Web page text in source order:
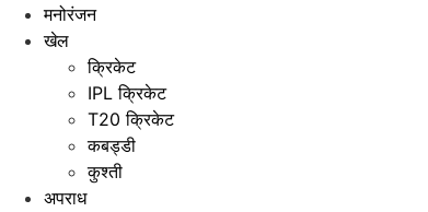
मनोरंजन
खेल
क्रिकेट
IPL क्रिकेट
T20 क्रिकेट
कबड्डी
कुश्ती
अपराध